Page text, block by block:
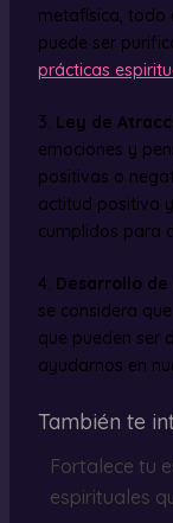
metafísica, todo
puede ser
prácticas
3. Ley de
emociones y
positivas o
actitud positiva
cumplidos para
4. Desarrollo
se considera
que pueden ser
ayudarnos en
También te
Fortalece tu
espirituales